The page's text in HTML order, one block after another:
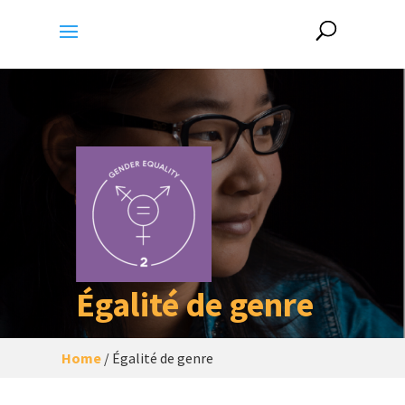
Égalité de genre
Un établissement humain qui garantisse
Home/ Égalité de genre